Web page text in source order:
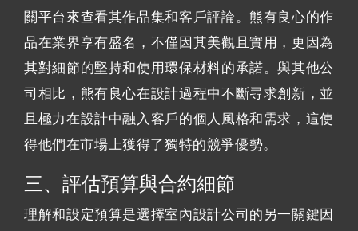
關平台來查看其作品集和客戶評論。熊有良心的作
品在業界享有盛名，不僅因其美觀且實用，更因為
其對細節的堅持和使用環保材料的承諾。與其他公
司相比，熊有良心在設計過程中不斷尋求創新，並
且極力在設計中融入客戶的個人風格和需求，這使
得他們在市場上獲得了獨特的競爭優勢。
三、評估預算與合約細節
理解和設定預算是選擇室內設計公司的另一關鍵因